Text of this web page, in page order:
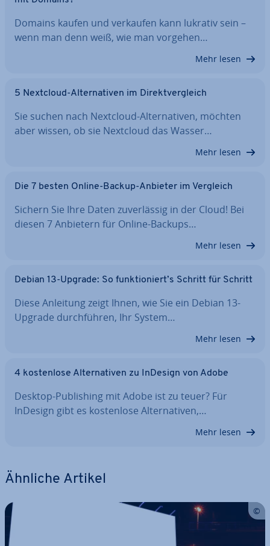
Domains kaufen und verkaufen kann lukrativ sein –
wenn man denn weiß, wie man vorgehen…
Mehr lesen
5 Nextcloud-Al­ter­na­ti­ven im Di­rekt­ver­gleich
Sie suchen nach Nextcloud-Al­ter­na­ti­ven, möchten
aber wissen, ob sie Nextcloud das Wasser…
Mehr lesen
Die 7 besten Online-Backup-Anbieter im Vergleich
Sichern Sie Ihre Daten zu­ver­läs­sig in der Cloud! Bei
diesen 7 Anbietern für Online-Backups…
Mehr lesen
Debian 13-Upgrade: So funk­tio­niert’s Schritt für Schritt
Diese Anleitung zeigt Ihnen, wie Sie ein Debian 13-
Upgrade durch­füh­ren, Ihr System…
Mehr lesen
4 kos­ten­lo­se Al­ter­na­ti­ven zu InDesign von Adobe
Desktop-Pu­bli­shing mit Adobe ist zu teuer? Für
InDesign gibt es kos­ten­lo­se Al­ter­na­ti­ven,…
Mehr lesen
Ähnliche Artikel